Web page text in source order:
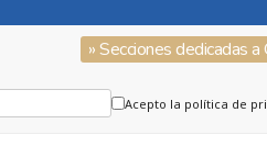
» Secciones dedicadas
Acepto la política de